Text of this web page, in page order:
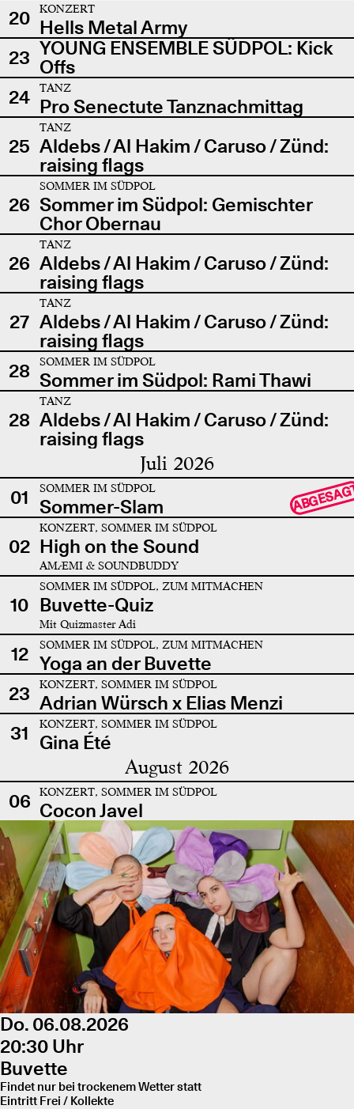
20
KONZERT
Hells Metal Army
23 YOUNG ENSEMBLE SÜDPOL: Kick
Offs
24
TANZ
Pro Senectute Tanznachmittag
25
TANZ
Aldebs / Al Hakim / Caruso / Zünd:
raising flags
26
SOMMER IM SÜDPOL
Sommer im Südpol: Gemischter
Chor Obernau
26
TANZ
Aldebs / Al Hakim / Caruso / Zünd:
raising flags
27
TANZ
Aldebs / Al Hakim / Caruso / Zünd:
raising flags
28
SOMMER IM SÜDPOL
Sommer im Südpol: Rami Thawi
28
TANZ
Aldebs / Al Hakim / Caruso / Zünd:
raising flags
Juli 2026
01 SOMMER IM SÜDPOL
Sommer-Slam
02
KONZERT, SOMMER IM SÜDPOL
High on the Sound
AMÆMI & SOUNDBUDDY
10
SOMMER IM SÜDPOL, ZUM MITMACHEN
Buvette-Quiz
Mit Quizmaster Adi
12 SOMMER IM SÜDPOL, ZUM MITMACHEN
Yoga an der Buvette
23
KONZERT, SOMMER IM SÜDPOL
Adrian Würsch x Elias Menzi
31
KONZERT, SOMMER IM SÜDPOL
Gina Été
August 2026
06 KONZERT, SOMMER IM SÜDPOL
Cocon Javel
Do. 06.08.2026
20:30 Uhr
Buvette
Findet nur bei trockenem Wetter statt
Eintritt Frei / Kollekte